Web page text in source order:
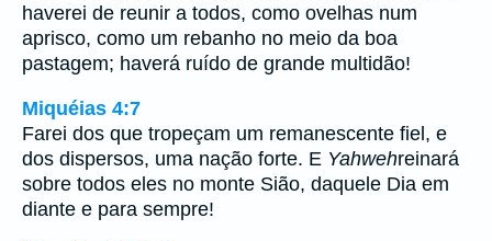
haverei de reunir a todos, como ovelhas num
aprisco, como um rebanho no meio da boa
pastagem; haverá ruído de grande multidão!
Miquéias 4:7
Farei dos que tropeçam um remanescente fiel, e
dos dispersos, uma nação forte. E Yahwehreinará
sobre todos eles no monte Sião, daquele Dia em
diante e para sempre!